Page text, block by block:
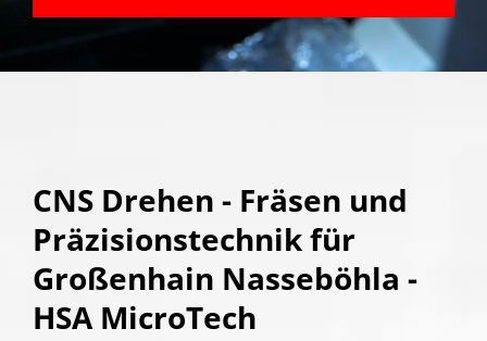
CNS Drehen - Fräsen und
Präzisionstechnik für
Großenhain Nasseböhla -
HSA MicroTech